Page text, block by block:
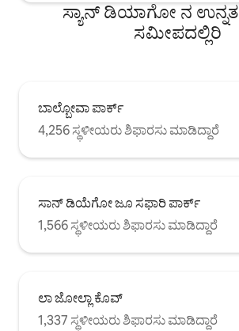
ಕೇಳುತ್ತೀರಿ. ನಿಮ್ಮ ಅಡುಗೆಯವರಾಗಿದ್ದರೆ
ಅಡುಗೆಮನೆಯು ಚೆನ್ನಾಗಿ ಸಂಗ್ರಹವಾಗಿದೆ ಮತ್ತು ನಿಮ್ಮ
ಲ್ಯಾಪ್‌ಟಾಪ್ ಅನ್ನು ನೀವು ಹೊಂದಿಸಬಹುದಾದ
ಪ್ರದೇಶವನ್ನು ನಾವು ಹೊಂದಿದ್ದೇವೆ. ವೈರ್‌ಲೆಸ್ ಲಭ್ಯವಿದೆ
ಸ್ಯಾನ್ ಡಿಯಾಗೋ ನ ಉನ್ನತ
ಸಮೀಪದಲ್ಲಿರಿ
ಬಾಲ್ಬೋವಾ ಪಾರ್ಕ್
4,256 ಸ್ಥಳೀಯರು ಶಿಫಾರಸು ಮಾಡಿದ್ದಾರೆ
ಸಾನ್ ಡಿಯೆಗೋ ಜೂ ಸಫಾರಿ ಪಾರ್ಕ್
1,566 ಸ್ಥಳೀಯರು ಶಿಫಾರಸು ಮಾಡಿದ್ದಾರೆ
ಲಾ ಜೋಲ್ಲಾ ಕೊವ್
1,337 ಸ್ಥಳೀಯರು ಶಿಫಾರಸು ಮಾಡಿದ್ದಾರೆ